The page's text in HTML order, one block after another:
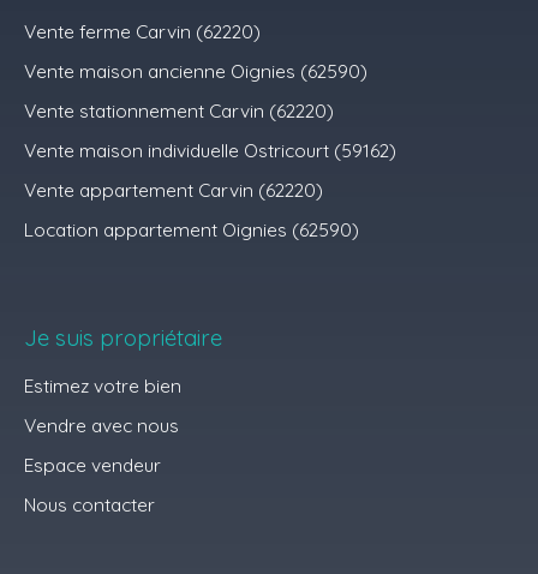
Vente ferme Carvin (62220)
Vente maison ancienne Oignies (62590)
Vente stationnement Carvin (62220)
Vente maison individuelle Ostricourt (59162)
Vente appartement Carvin (62220)
Location appartement Oignies (62590)
Je suis propriétaire
Estimez votre bien
Vendre avec nous
Espace vendeur
Nous contacter